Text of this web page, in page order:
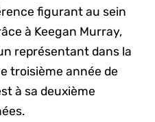
figurant au sein
à Keegan Murray,
représentant dans la
troisième année de
à sa deuxième